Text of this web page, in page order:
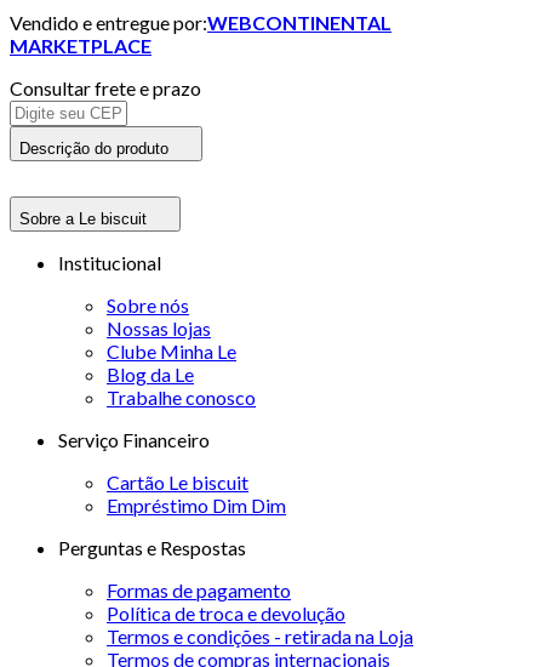
Vendido e entregue por:WEBCONTINENTAL
MARKETPLACE
Consultar frete e prazo
Descrição do produto
Sobre a Le biscuit
Institucional
Sobre nós
Nossas lojas
Clube Minha Le
Blog da Le
Trabalhe conosco
Serviço Financeiro
Cartão Le biscuit
Empréstimo Dim Dim
Perguntas e Respostas
Formas de pagamento
Política de troca e devolução
Termos e condições - retirada na Loja
Termos de compras internacionais